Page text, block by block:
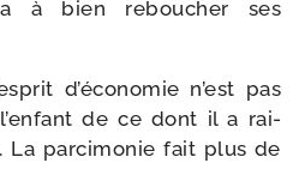
à bien rebou­cher ses
d’économie n’est pas
l’enfant de ce dont il a rai­
La par­ci­mo­nie fait plus de